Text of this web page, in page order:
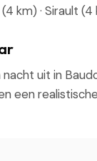
km) · Sirault (4
uit in
een